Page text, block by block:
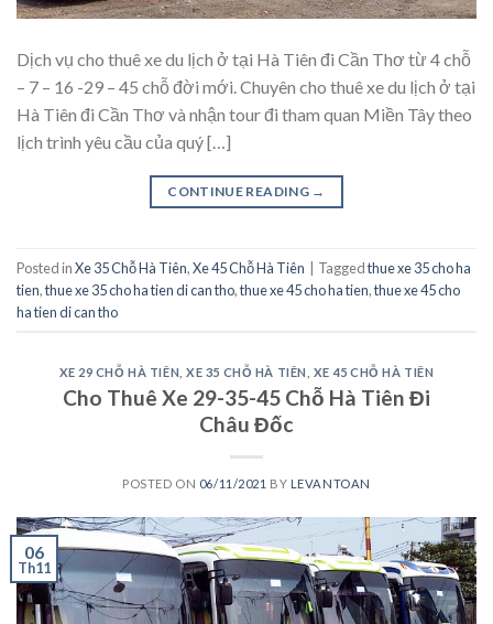
Dịch vụ cho thuê xe du lịch ở tại Hà Tiên đi Cần Thơ từ 4 chỗ
– 7 – 16 -29 – 45 chỗ đời mới. Chuyên cho thuê xe du lịch ở tại
Hà Tiên đi Cần Thơ và nhận tour đi tham quan Miền Tây theo
lịch trình yêu cầu của quý […]
CONTINUE READING →
Posted inXe 35 Chỗ Hà Tiên,Xe 45 Chỗ Hà Tiên | Taggedthue xe 35 cho ha
tien,thue xe 35 cho ha tien di can tho,thue xe 45 cho ha tien,thue xe 45 cho
ha tien di can tho
XE 29 CHỖ HÀ TIÊN ,XE 35 CHỖ HÀ TIÊN XE 45 CHỖ HÀ TIÊN
Cho Thuê Xe 29-35-45 Chỗ Hà Tiên Đi
Châu Đốc
POSTED ON 06/11/2021 BY LEVANTOAN
06
Th11